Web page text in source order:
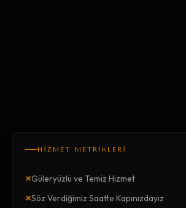
HİZMET METRİKLERİ
×Güleryüzlü ve Temiz Hizmet
×Söz Verdiğimiz Saatte Kapınızdayız